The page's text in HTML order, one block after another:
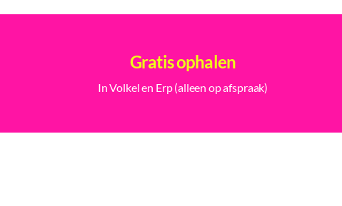
Gratis ophalen
In Volkel en Erp (alleen op afspraak)